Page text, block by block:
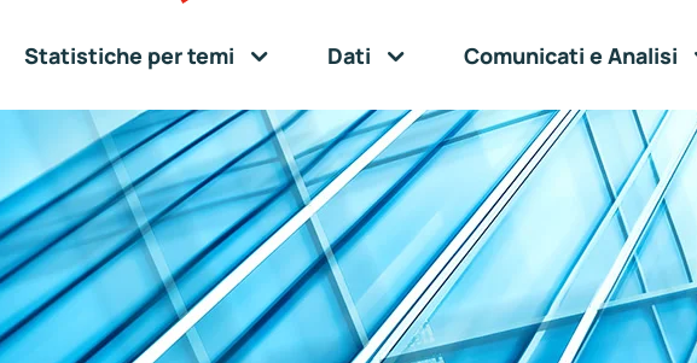
Statistiche per temi Dati Comunicati e Analisi